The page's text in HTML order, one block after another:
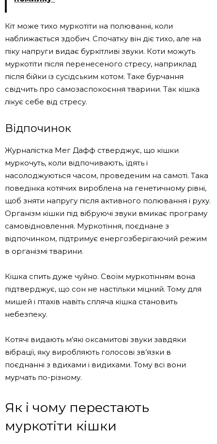
Кіт може тихо муркотіти на полюванні, коли
наближається здобич. Спочатку він діє тихо, але на
піку напруги видає буркітливі звуки. Коти можуть
муркотіти після перенесеного стресу, наприклад
після бійки із сусідським котом. Таке бурчання
свідчить про самозаспокоєння тварини. Так кішка
лікує себе від стресу.
Відпочинок
Журналістка Мег Дафф стверджує, що кішки
муркочуть, коли відпочивають, їдять і
насолоджуються часом, проведеним на самоті. Така
поведінка котячих вироблена на генетичному рівні,
щоб зняти напругу після активного полювання і руху.
Організм кішки під вібруючі звуки вмикає програму
самовідновлення. Муркотіння, поєднане з
відпочинком, підтримує енергозберігаючий режим
в організмі тварини.
Кішка спить дуже чуйно. Своїм муркотінням вона
підтверджує, що сон не настільки міцний. Тому для
мишей і птахів навіть спляча кішка становить
небезпеку.
Котячі видають м’які оксамитові звуки завдяки
вібрації, яку виробляють голосові зв’язки в
поєднанні з вдихами і видихами. Тому всі вони
мурчать по-різному.
Як і чому перестають
муркотіти кішки